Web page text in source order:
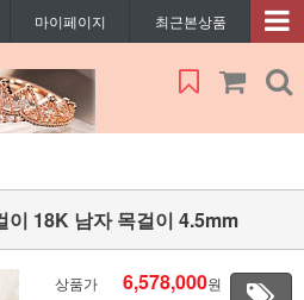
마이페이지 최근본상품
이 18K 남자 목걸이 4.5mm
상품가 6,578,000원